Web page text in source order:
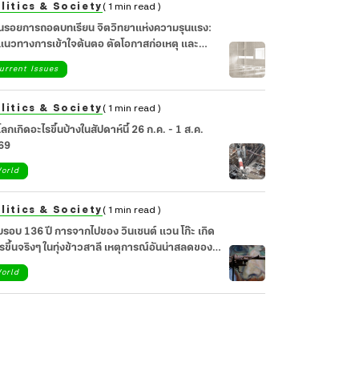
& Society ( 1 min read )
รอยการถอดบทเรียน จิตวิทยาแห่งความรุนแรง:
างการเข้าใจต้นตอ ตัดโอกาสก่อเหตุ และ
ยาจิตใจสังคม
Issues
& Society ( 1 min read )
กเกิดอะไรขึ้นบ้างในสัปดาห์นี้ 26 ก.ค. - 1 ส.ค.
& Society ( 1 min read )
อบ 136 ปี การจากไปของ วินเซนต์ แวน โก๊ะ เกิด
รขึ้นจริงๆ ในทุ่งข้าวสาลี เหตุการณ์อันน่าสลดของ
ผู้น่าเศร้า